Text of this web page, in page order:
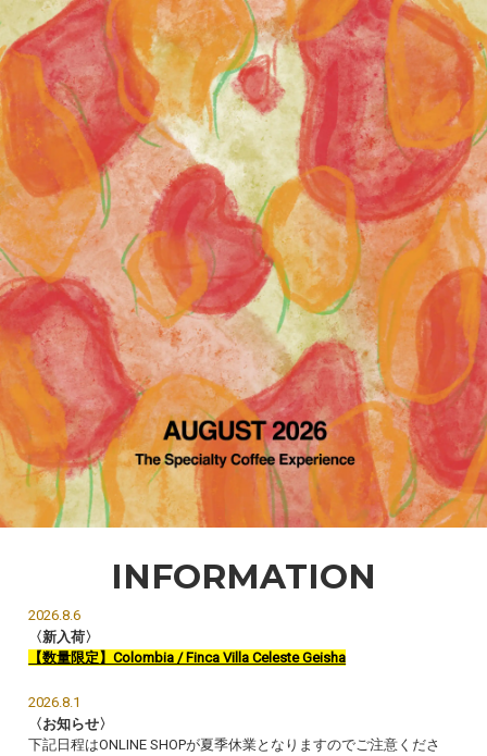
INFORMATION
2026.8.6
〈新入荷〉
【数量限定】Colombia / Finca Villa Celeste Geisha
2026.8.1
〈お知らせ〉
下記日程はONLINE SHOPが夏季休業となりますのでご注意くださ